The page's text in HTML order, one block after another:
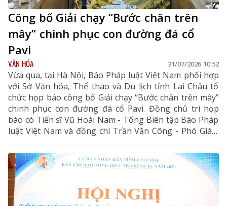
Công bố Giải chạy “Bước chân trên
mây” chinh phục con đường đá cổ
Pavi
VĂN HÓA 31/07/2026 10:52
Vừa qua, tại Hà Nội, Báo Pháp luật Việt Nam phối hợp
với Sở Văn hóa, Thể thao và Du lịch tỉnh Lai Châu tổ
chức họp báo công bố Giải chạy “Bước chân trên mây”
chinh phục con đường đá cổ Pavi. Đồng chủ trì họp
báo có Tiến sĩ Vũ Hoài Nam - Tổng Biên tập Báo Pháp
luật Việt Nam và đồng chí Trần Văn Công - Phó Giám
đốc Sở Văn hóa, Thể thao và Du lịch tỉnh Lai Châu.